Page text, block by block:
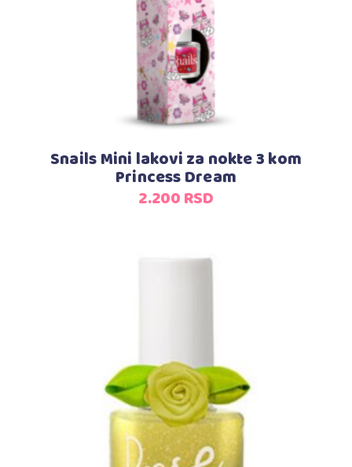
Snails Mini lakovi za nokte 3 kom
Princess Dream
2.200RSD
Dodaj u korpu